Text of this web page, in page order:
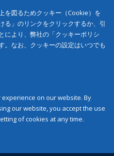
を図るためクッキー（Cookie）を
る」のリンクをクリックするか、引
により、弊社の「クッキーポリシ
。なお、クッキーの設定はいつでも
on our website. By
our website, you accept the use
of cookies at any time.